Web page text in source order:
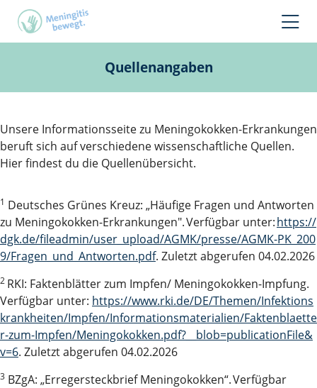
Quellenangaben
Unsere Informationsseite zu Meningokokken-Erkrankungen
beruft sich auf verschiedene wissenschaftliche Quellen.
Hier findest du die Quellenübersicht.
1 Deutsches Grünes Kreuz: „Häufige Fragen und Antworten
zu Meningokokken-Erkrankungen". Verfügbar unter:https://
dgk.de/fileadmin/user_upload/AGMK/presse/AGMK-PK_200
9/Fragen_und_Antworten.pdf. Zuletzt abgerufen 04.02.2026
2 RKI: Faktenblätter zum Impfen/ Meningokokken-Impfung.
Verfügbar unter: https://www.rki.de/DE/Themen/Infektions
krankheiten/Impfen/Informationsmaterialien/Faktenblaette
r-zum-Impfen/Meningokokken.pdf?__blob=publicationFile&
v=6. Zuletzt abgerufen 04.02.2026
3 BZgA: „Erregersteckbrief Meningokokken“. Verfügbar